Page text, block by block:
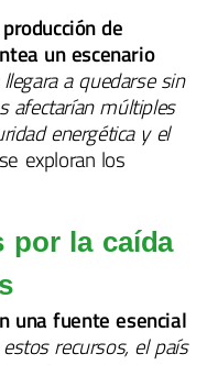
de
un escenario
a quedarse sin
afectarían múltiples
energética y el
exploran los
por la caída
una fuente esencial
recursos, el país